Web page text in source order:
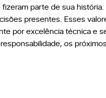
parte de sua
presentes. Esses
por excelência técnica e
os